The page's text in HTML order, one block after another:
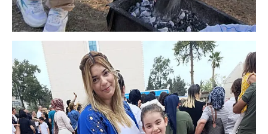
vasıtasıyla belirleyebilirsiniz. Çerezlere ilişkin detaylı bilgi
için Ayarlar butonuna tıklayabilir,Çerez Bilgilendirme
6698 sayılı Kişisel Verilerin Korunması Kanunu uyarınca
hazırlanmış Aydınlatma Metnimizi okumak ve sitemizde
ilgili mevzuata uygun olarak kullanılan çerezlerle ilgili bilgi
almak için lütfentıklayınız.